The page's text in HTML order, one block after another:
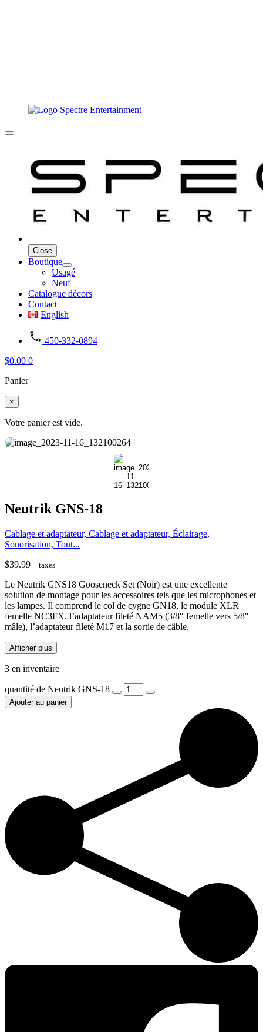
Close
Boutique
Usagé
Neuf
Catalogue décors
Contact
English
450-332-0894
$0.00 0
Panier
×
Votre panier est vide.
Neutrik GNS-18
Cablage et adaptateur, Cablage et adaptateur, Éclairage,
Sonorisation, Tout...
$39.99 + taxes
Le Neutrik GNS18 Gooseneck Set (Noir) est une excellente
solution de montage pour les accessoires tels que les microphones et
les lampes. Il comprend le col de cygne GN18, le module XLR
femelle NC3FX, l’adaptateur fileté NAM5 (3/8″ femelle vers 5/8″
mâle), l’adaptateur fileté M17 et la sortie de câble.
Afficher plus
3 en inventaire
quantité de Neutrik GNS-18
Ajouter au panier